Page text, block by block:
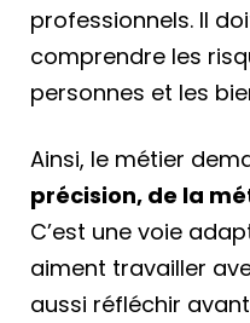
professionnels. Il
comprendre les
personnes et les
Ainsi, le métier
précision, de la
C’est une voie
aiment travailler
aussi réfléchir